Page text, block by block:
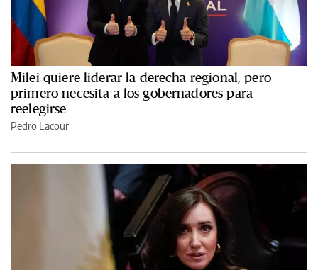
Milei quiere liderar la derecha regional, pero
primero necesita a los gobernadores para
reelegirse
Pedro Lacour